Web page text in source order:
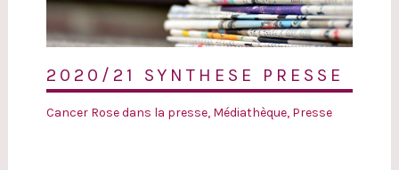
2020/21 SYNTHESE PRESSE
Cancer Rose dans la presse, Médiathèque, Presse